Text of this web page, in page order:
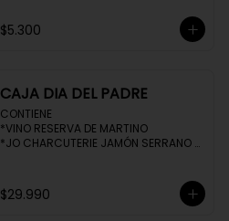
$5.300
CAJA DIA DEL PADRE
CONTIENE
*VINO RESERVA DE MARTINO
*JO CHARCUTERIE JAMÓN SERRANO
*HENAFF MOUSSE DE CANARD
*NAT CRACKERS PEQUEÑAS
$29.990